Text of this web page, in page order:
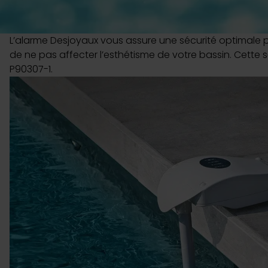
L’alarme Desjoyaux vous assure une sécurité
de ne pas affecter l’esthétisme de votre bassin. Cette
P90307-1.